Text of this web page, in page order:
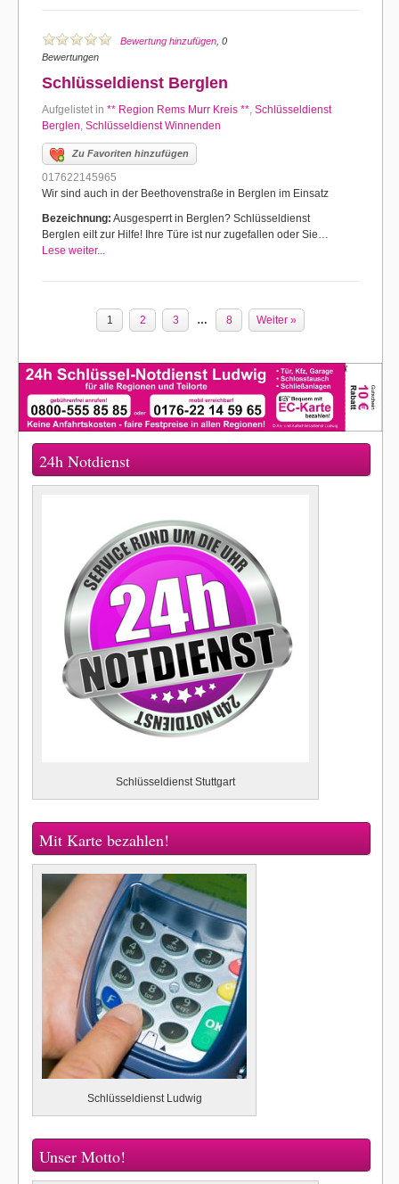
Bewertung hinzufügen , 0
Bewertungen
Schlüsseldienst Berglen
Aufgelistet in ** Region Rems Murr Kreis **, Schlüsseldienst
Berglen, Schlüsseldienst Winnenden
Zu Favoriten hinzufügen
017622145965
Wir sind auch in der Beethovenstraße in Berglen im Einsatz
Bezeichnung: Ausgesperrt in Berglen? Schlüsseldienst
Berglen eilt zur Hilfe! Ihre Türe ist nur zugefallen oder Sie…
Lese weiter...
1 2 3 … 8 Weiter »
24h Notdienst
Schlüsseldienst Stuttgart
Mit Karte bezahlen!
Schlüsseldienst Ludwig
Unser Motto!